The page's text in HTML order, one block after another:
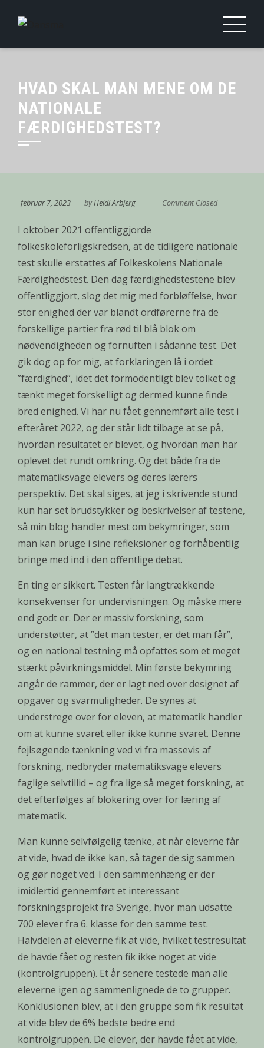
HVAD SKAL MAN MENE OM DE
NATIONALE
FÆRDIGHEDSTEST?
februar 7, 2023 byHeidi Arbjerg Comment Closed
I oktober 2021 offentliggjorde
folkeskoleforligskredsen, at de tidligere nationale
test skulle erstattes af Folkeskolens Nationale
Færdighedstest. Den dag færdighedstestene blev
offentliggjort, slog det mig med forbløffelse, hvor
stor enighed der var blandt ordførerne fra de
forskellige partier fra rød til blå blok om
nødvendigheden og fornuften i sådanne test. Det
gik dog op for mig, at forklaringen lå i ordet
”færdighed”, idet det formodentligt blev tolket og
tænkt meget forskelligt og dermed kunne finde
bred enighed. Vi har nu fået gennemført alle test i
efteråret 2022, og der står lidt tilbage at se på,
hvordan resultatet er blevet, og hvordan man har
oplevet det rundt omkring. Og det både fra de
matematiksvage elevers og deres lærers
perspektiv. Det skal siges, at jeg i skrivende stund
kun har set brudstykker og beskrivelser af testene,
så min blog handler mest om bekymringer, som
man kan bruge i sine refleksioner og forhåbentlig
bringe med ind i den offentlige debat.
En ting er sikkert. Testen får langtrækkende
konsekvenser for undervisningen. Og måske mere
end godt er. Der er massiv forskning, som
understøtter, at ”det man tester, er det man får”,
og en national testning må opfattes som et meget
stærkt påvirkningsmiddel. Min første bekymring
angår de rammer, der er lagt ned over designet af
opgaver og svarmuligheder. De synes at
understrege over for eleven, at matematik handler
om at kunne svaret eller ikke kunne svaret. Denne
fejlsøgende tænkning ved vi fra massevis af
forskning, nedbryder matematiksvage elevers
faglige selvtillid – og fra lige så meget forskning, at
det efterfølges af blokering over for læring af
matematik.
Man kunne selvfølgelig tænke, at når eleverne får
at vide, hvad de ikke kan, så tager de sig sammen
og gør noget ved. I den sammenhæng er der
imidlertid gennemført et interessant
forskningsprojekt fra Sverige, hvor man udsatte
700 elever fra 6. klasse for den samme test.
Halvdelen af eleverne fik at vide, hvilket testresultat
de havde fået og resten fik ikke noget at vide
(kontrolgruppen). Et år senere testede man alle
eleverne igen og sammenlignede de to grupper.
Konklusionen blev, at i den gruppe som fik resultat
at vide blev de 6% bedste bedre end
kontrolgruppen. De elever, der havde fået at vide,